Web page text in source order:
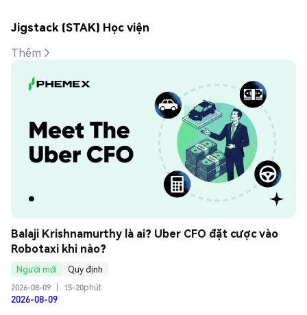
Jigstack (STAK) Học viện
Thêm
Balaji Krishnamurthy là ai? Uber CFO đặt cược vào
Robotaxi khi nào?
Người mới
Quy định
2026-08-09
15-20phút
2026-08-09